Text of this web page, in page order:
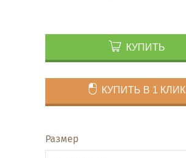
КУПИТЬ
КУПИТЬ В 1 КЛИК
Размер